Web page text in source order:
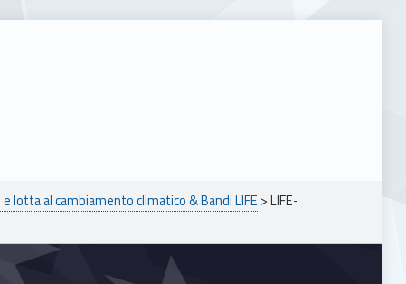
lotta al cambiamento climatico & Bandi LIFE >LIFE-